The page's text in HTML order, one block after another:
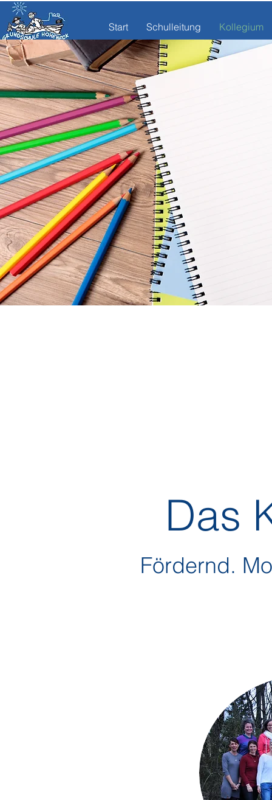
Start Schulleitung Kollegium
Das
Fördernd.